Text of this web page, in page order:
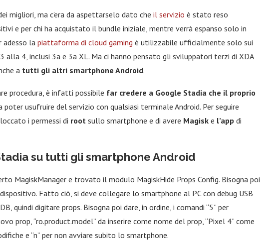
migliori, ma c’era da aspettarselo dato che il servizio è stato reso
e per chi ha acquistato il bundle iniziale, mentre verrà espanso solo in
adesso la piattaforma di cloud gaming è utilizzabile ufficialmente solo sui
alla 4, inclusi 3a e 3a XL. Ma ci hanno pensato gli sviluppatori terzi di XDA
a tutti gli altri smartphone Android.
procedura, è infatti possibile far credere a Google Stadia che il proprio
poter usufruire del servizio con qualsiasi terminale Android. Per seguire
i permessi di root sullo smartphone e di avere Magisk e l’app di
su tutti gli smartphone Android
MagiskManager e trovato il modulo MagiskHide Props Config. Bisogna poi
Fatto ciò, si deve collegare lo smartphone al PC con debug USB
quindi digitare props. Bisogna poi dare, in ordine, i comandi “5” per
prop, “ro.product.model” da inserire come nome del prop, “Pixel 4” come
e “n” per non avviare subito lo smartphone.